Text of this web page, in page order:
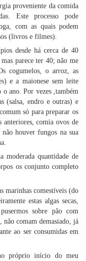
proveniente da comida
Este processo pode
com as quais podem
(livros e filmes).
desde há cerca de 40
parece ter 40; não me
cogumelos, o arroz, as
e a maionese sem leite
ano. Por vezes ,também
(salsa, endro e outras) e
só para preparar os
anteriores, comia ovos de
houver fungos na sua
moderada quantidade de
os conjunto completo
marinhas comestíveis (do
estas algas secas,
sobre pão com
comam demasiado, já
ao ser consumidas em
próprio início do meu